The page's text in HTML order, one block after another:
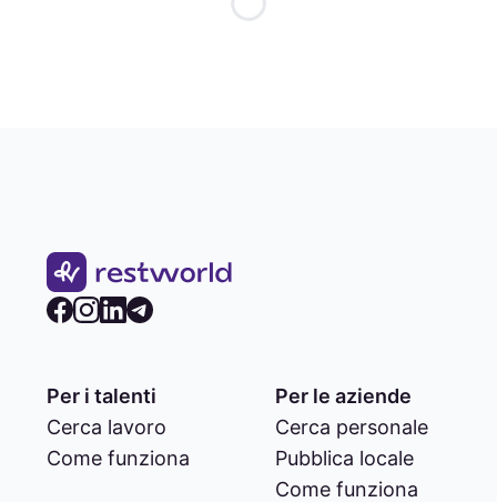
Per i talenti
Cerca lavoro
Come funziona
Per le aziende
Cerca personale
Pubblica locale
Come funziona